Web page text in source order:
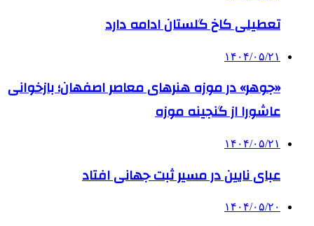
تعطیلی کاخ گلستان ادامه دارد
۱۴۰۴/۰۵/۲۱
«جوهر» در موزه هنرهای معاصر اصفهان؛ بازخوانی
عاشورا از گنجینه موزه
۱۴۰۴/۰۵/۲۱
عبای نایین در مسیر ثبت جهانی افتاد
۱۴۰۴/۰۵/۲۰